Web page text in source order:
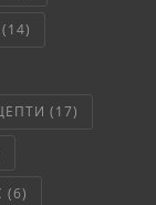
(14)
(17)
(6)